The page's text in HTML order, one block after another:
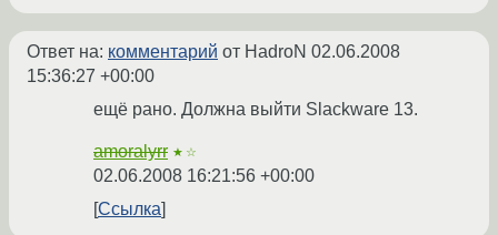
Ответ на: комментарий от HadroN 02.06.2008
15:36:27 +00:00
ещё рано. Должна выйти Slackware 13.
amoralyrr ★☆
02.06.2008 16:21:56 +00:00
Ссылка